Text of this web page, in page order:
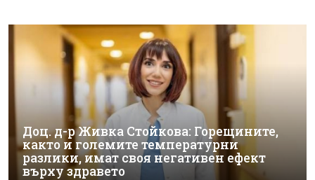
Доц. д-р Живка Стойкова: Горещините,
както и големите температурни
разлики, имат своя негативен ефект
върху здравето